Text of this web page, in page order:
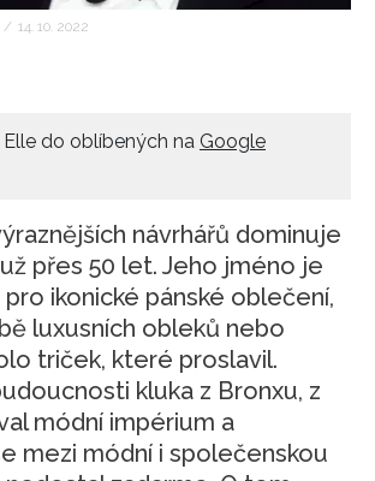
/ 14. 10. 2022
Elle do oblíbených na Google
návrhářů dominuje
přes 50 let. Jeho jméno je
ikonické pánské oblečení,
luxusních obleků nebo
triček, které proslavil.
kluka z Bronxu, z
módní impérium a
mezi módní i společenskou